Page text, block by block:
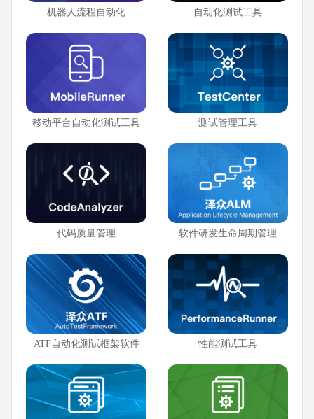
机器人流程自动化 自动化测试工具
移动平台自动化测试工具 测试管理工具
代码质量管理 软件研发生命周期管理
ATF自动化测试框架软件 性能测试工具